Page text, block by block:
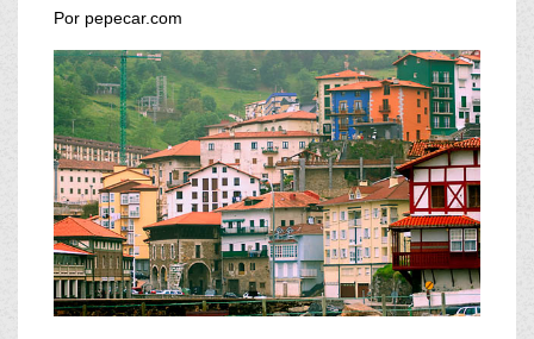
Por pepecar.com